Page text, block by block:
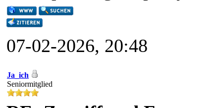
07-02-2026, 20:48
Ja_ich
Seniormitglied